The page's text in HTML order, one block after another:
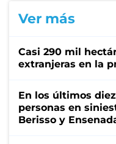
Ver más
Casi 290 mil
extranjeras en la
En los últimos
personas en
Berisso y